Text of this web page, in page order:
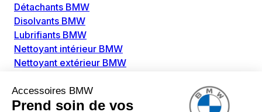
Détachants BMW
Disolvants BMW
Lubrifiants BMW
Nettoyant intérieur BMW
Nettoyant extérieur BMW
Alimentation Carburant BMW
Boitier papillon BMW